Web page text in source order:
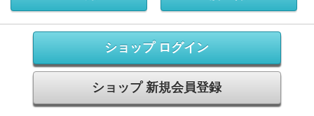
ショップ ログイン
ショップ 新規会員登録